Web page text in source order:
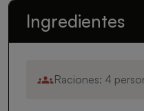
Ingredientes
Raciones: 4